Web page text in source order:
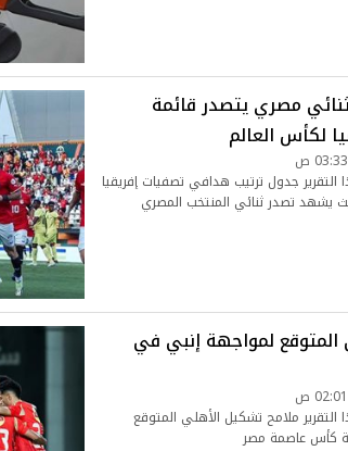
مصري يتصدر قائمة
لكأس العالم
جدول ترتيب هدافي تصفيات إفريقيا
لمواجهة إنبي في
ملامح تشكيل الأهلي المتوقع
كأس عاصمة مصر